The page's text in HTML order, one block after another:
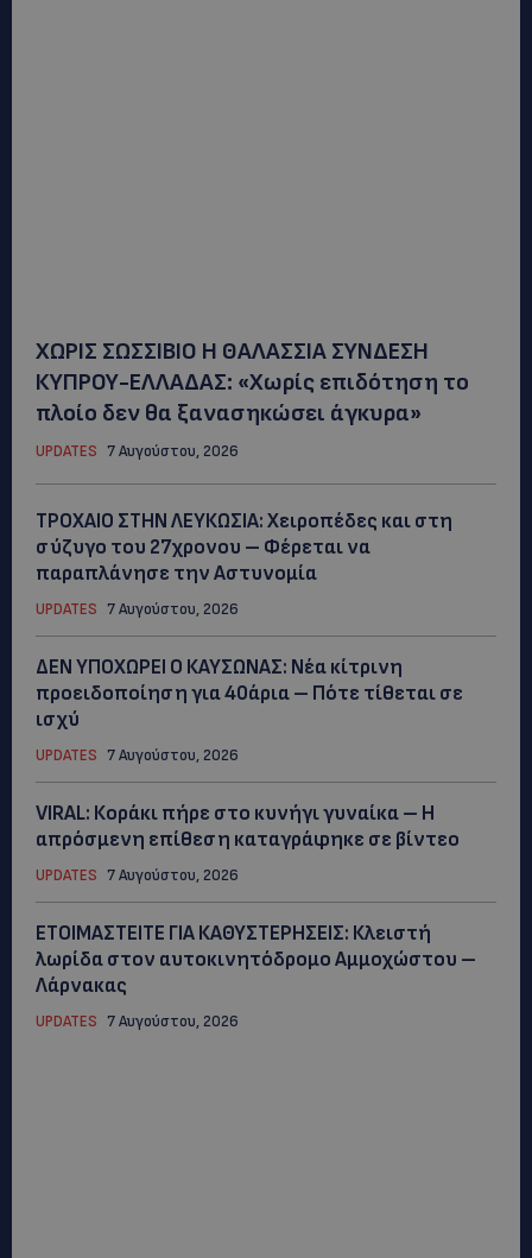
ΧΩΡΙΣ ΣΩΣΣΙΒΙΟ Η ΘΑΛΑΣΣΙΑ ΣΥΝΔΕΣΗ
ΚΥΠΡΟΥ-ΕΛΛΑΔΑΣ: «Χωρίς επιδότηση το
πλοίο δεν θα ξανασηκώσει άγκυρα»
UPDATES 7 Αυγούστου, 2026
ΤΡΟΧΑΙΟ ΣΤΗΝ ΛΕΥΚΩΣΙΑ: Χειροπέδες και στη
σύζυγο του 27χρονου – Φέρεται να
παραπλάνησε την Αστυνομία
UPDATES 7 Αυγούστου, 2026
ΔΕΝ ΥΠΟΧΩΡΕΙ Ο ΚΑΥΣΩΝΑΣ: Νέα κίτρινη
προειδοποίηση για 40άρια – Πότε τίθεται σε
ισχύ
UPDATES 7 Αυγούστου, 2026
VIRAL: Κοράκι πήρε στο κυνήγι γυναίκα – Η
απρόσμενη επίθεση καταγράφηκε σε βίντεο
UPDATES 7 Αυγούστου, 2026
ΕΤΟΙΜΑΣΤΕΙΤΕ ΓΙΑ ΚΑΘΥΣΤΕΡΗΣΕΙΣ: Κλειστή
λωρίδα στον αυτοκινητόδρομο Αμμοχώστου –
Λάρνακας
UPDATES 7 Αυγούστου, 2026